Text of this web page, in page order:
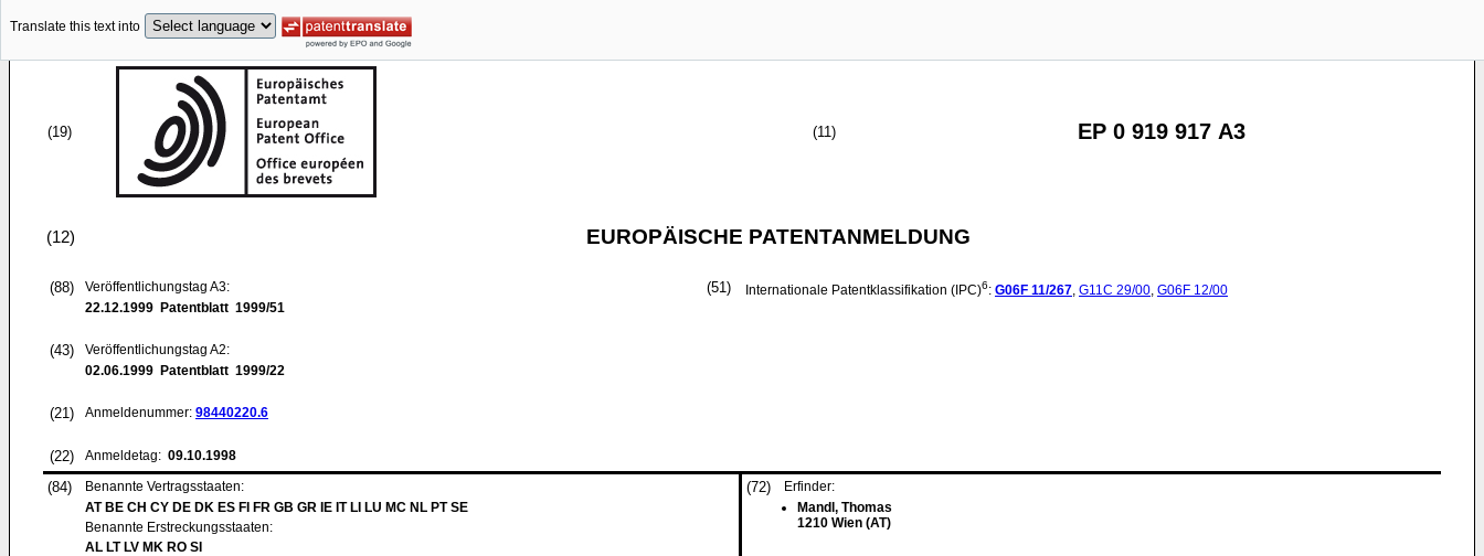
Translate this text into
(19) (11) EP 0 919 917 A3
(12) EUROPÄISCHE PATENTANMELDUNG
(88)
Veröffentlichungstag A3:
22.12.1999 Patentblatt 1999/51
(43)
Veröffentlichungstag A2:
02.06.1999 Patentblatt 1999/22
(21) Anmeldenummer: 98440220.6
(22) Anmeldetag: 09.10.1998
(51) Internationale Patentklassifikation (IPC)6: G06F 11/267, G11C 29/00, G06F 12/00
(84)
Benannte Vertragsstaaten:
AT BE CH CY DE DK ES FI FR GB GR IE IT LI LU MC NL PT SE
Benannte Erstreckungsstaaten:
AL LT LV MK RO SI
(72)
Erfinder:
Mandl, Thomas
1210 Wien (AT)